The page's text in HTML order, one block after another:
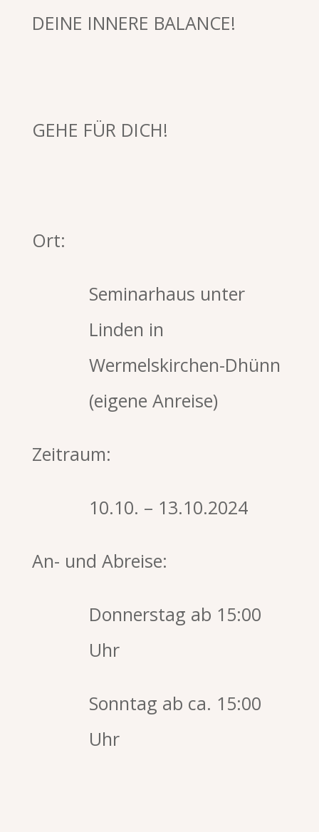
DEINE INNERE BALANCE!
GEHE FÜR DICH!
Ort:
Seminarhaus unter
Linden in
Wermelskirchen-Dhünn
(eigene Anreise)
Zeitraum:
10.10. – 13.10.2024
An- und Abreise:
Donnerstag ab 15:00
Uhr
Sonntag ab ca. 15:00
Uhr